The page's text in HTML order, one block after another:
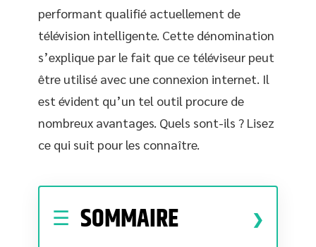
performant qualifié actuellement de
télévision intelligente. Cette dénomination
s’explique par le fait que ce téléviseur peut
être utilisé avec une connexion internet. Il
est évident qu’un tel outil procure de
nombreux avantages. Quels sont-ils ? Lisez
ce qui suit pour les connaître.
SOMMAIRE